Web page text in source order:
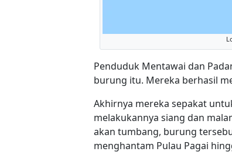
Penduduk Mentawai dan
burung itu. Mereka berhasil
Akhirnya mereka sepakat
melakukannya siang dan
akan tumbang, burung
menghantam Pulau Pagai